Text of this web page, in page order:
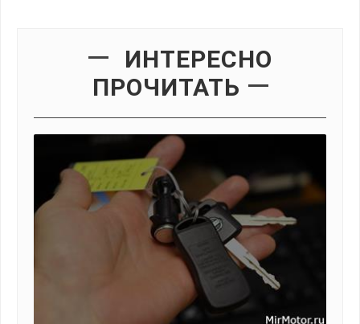
ИНТЕРЕСНО
ПРОЧИТАТЬ